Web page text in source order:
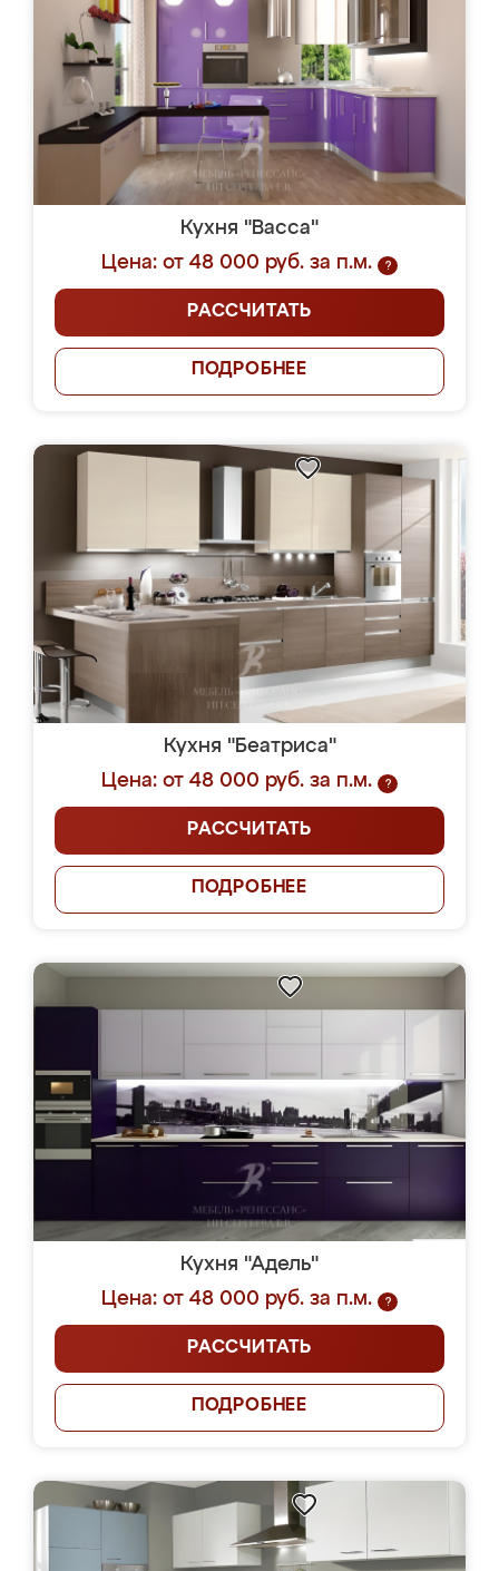
Кухня "Васса"
Цена: от 48 000 руб. за п.м.
?
РАССЧИТАТЬ
ПОДРОБНЕЕ
Кухня "Беатриса"
Цена: от 48 000 руб. за п.м.
?
РАССЧИТАТЬ
ПОДРОБНЕЕ
Кухня "Адель"
Цена: от 48 000 руб. за п.м.
?
РАССЧИТАТЬ
ПОДРОБНЕЕ